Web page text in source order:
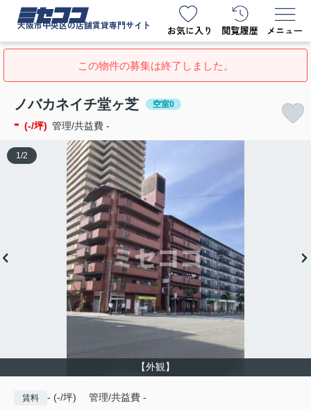
ミセココ
大阪市中央区の店舗賃貸専門サイト
この物件の募集は終了しました。
ノバカネイチ堂ヶ芝 空室0
- (-/坪) 管理/共益費 -
【外観】
1 /2
賃料 - (-/坪) 管理/共益費 -